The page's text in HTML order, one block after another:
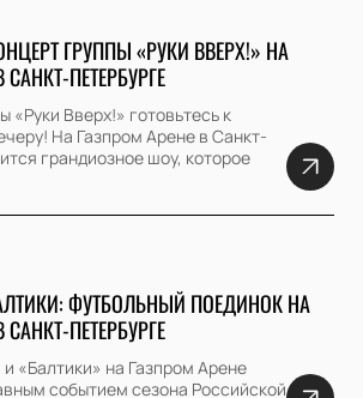
ГРУППЫ «РУКИ ВВЕРХ!» НА
ПЕТЕРБУРГЕ
«Руки Вверх!» готовьтесь к
На Газпром Арене в Санкт-
грандиозное шоу, которое
ФУТБОЛЬНЫЙ ПОЕДИНОК НА
ПЕТЕРБУРГЕ
«Балтики» на Газпром Арене
событием сезона Российской